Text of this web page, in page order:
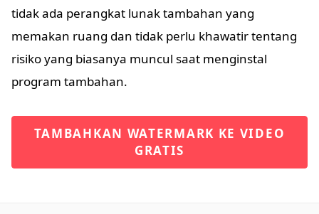
tidak ada perangkat lunak tambahan yang
memakan ruang dan tidak perlu khawatir tentang
risiko yang biasanya muncul saat menginstal
program tambahan.
TAMBAHKAN WATERMARK KE VIDEO
GRATIS